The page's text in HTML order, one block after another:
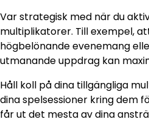
Var strategisk med när du
multiplikatorer. Till exempel,
högbelönande evenemang
utmanande uppdrag kan
Håll koll på dina tillgängliga
dina spelsessioner kring dem
får ut det mesta av dina